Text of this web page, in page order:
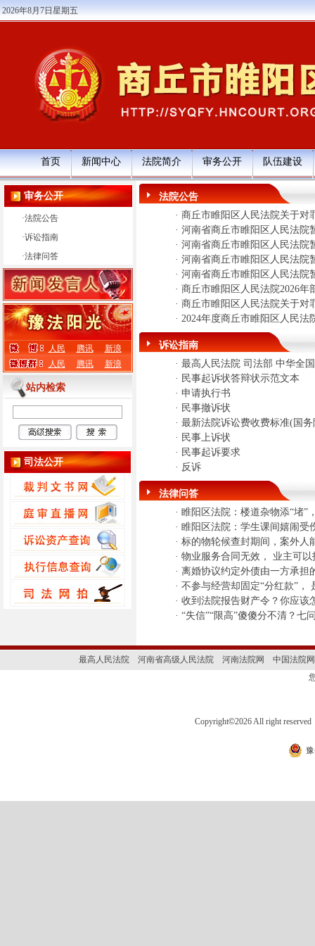
2026年8月7日星期五
首页 新闻中心 法院简介 审务公开 队伍建设
审务公开
·法院公告
·诉讼指南
·法律问答
人民 腾讯
新浪
人民
腾讯 新浪
站内检索
司法公开
法院公告
· 商丘市睢阳区人民法院关于对
· 河南省商丘市睢阳区人民法院
· 河南省商丘市睢阳区人民法院
· 河南省商丘市睢阳区人民法院
· 河南省商丘市睢阳区人民法院
· 商丘市睢阳区人民法院2026年
· 商丘市睢阳区人民法院关于对
· 2024年度商丘市睢阳区人民法
诉讼指南
· 最高人民法院 司法部 中华全
· 民事起诉状答辩状示范文本
· 申请执行书
· 民事撤诉状
· 最新法院诉讼费收费标准(国务
· 民事上诉状
· 民事起诉要求
· 反诉
法律问答
· 睢阳区法院：楼道杂物添“堵”
· 睢阳区法院：学生课间嬉闹受
· 标的物轮候查封期间，案外人
· 物业服务合同无效， 业主可
· 离婚协议约定外债由一方承担
· 不参与经营却固定“分红款”，
· 收到法院报告财产令？你应该
· “失信”“限高”傻傻分不清？七
最高人民法院 河南省高级人民法院 河南法院网
中国法院网
Copyright©2026 All right